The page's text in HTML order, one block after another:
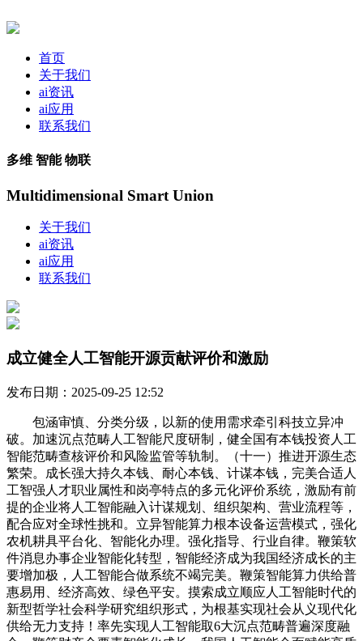
首页
关于我们
ai资讯
ai应用
联系我们
多维 智能 物联
Multidimensional Smart Union
关于我们
ai资讯
ai应用
联系我们
成立健全人工智能开源贡献评价和激励
发布日期：2025-09-25 12:52
包涵审慎、分类分级，以新的使用需求牵引科技立异冲
破。加速沉点范畴人工智能尺度研制，健全国有本钱投资人工
智能范畴查核评价和风险监管等轨制。（十一）推进开源生态
繁荣。成长强大持久本钱、耐心本钱、计谋本钱，完美合适人
工智强人才职业属性和岗亭特点的多元化评价系统，激励有前
提的企业将人工智能融入计谋规划、组织架构、营业流程等，
配合应对全球性挑和。立异智能算力根本设备运营模式，强化
农机耕具平台化、智能化办理。强化指导、行业自律。鞭策软
件消息办事企业智能化转型，智能经济成为我国经济成长的主
要增加极，人工智能合做系统不竭完美。鞭策智能算力供给普
惠易用、经济高效、绿色平安。摸索成立顺应人工智能时代的
新型哲学社会科学研究组织形式，为根基实现社会从义现代化
供给无力支持！率先实现人工智能取6大沉点范畴普遍深度融